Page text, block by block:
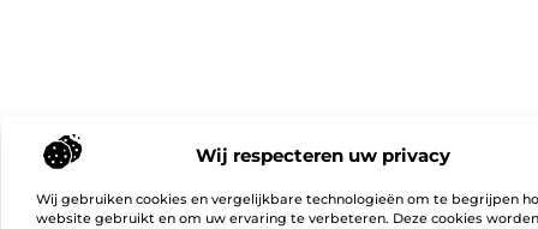
Wij respecteren uw privacy
Wij gebruiken cookies en vergelijkbare technologieën om te begrijpen
website gebruikt en om uw ervaring te verbeteren. Deze cookies